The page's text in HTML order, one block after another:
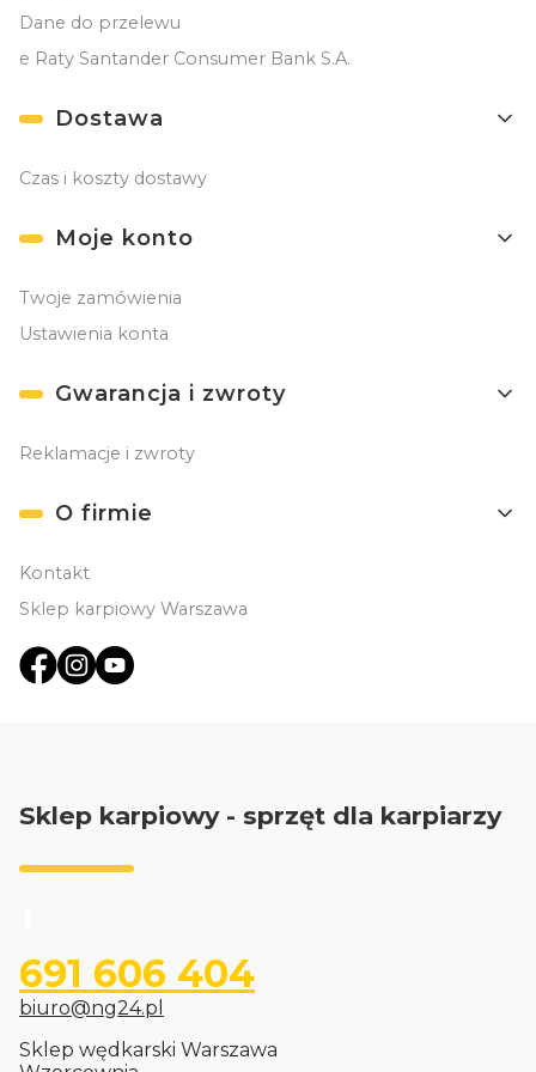
Dane do przelewu
e Raty Santander Consumer Bank S.A.
Dostawa
Czas i koszty dostawy
Moje konto
Twoje zamówienia
Ustawienia konta
Gwarancja i zwroty
Reklamacje i zwroty
O firmie
Kontakt
Sklep karpiowy Warszawa
Sklep karpiowy - sprzęt dla karpiarzy
691 606 404
biuro@ng24.pl
Sklep wędkarski Warszawa